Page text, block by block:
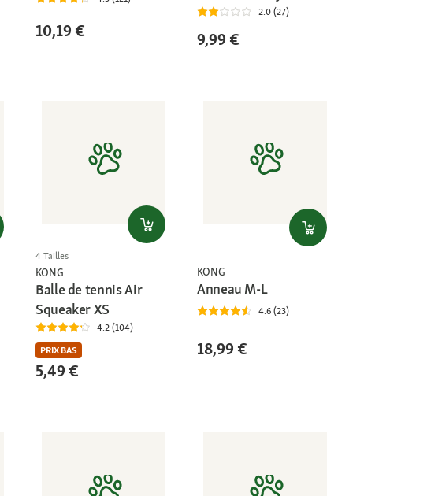
10,19 €
2.0 (27)
9,99 €
4 Tailles
KONG
Balle de tennis Air
Squeaker XS
4.2 (104)
PRIX BAS
5,49 €
KONG
Anneau M-L
4.6 (23)
18,99 €